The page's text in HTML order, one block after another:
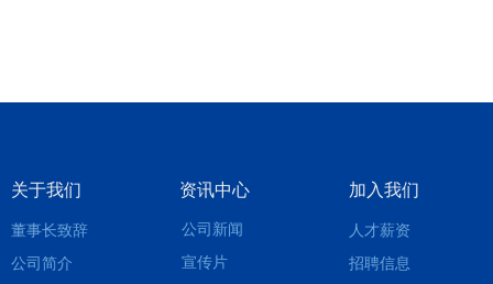
关于我们
董事长致辞
公司简介
资讯中心
公司新闻
宣传片
加入我们
人才薪资
招聘信息